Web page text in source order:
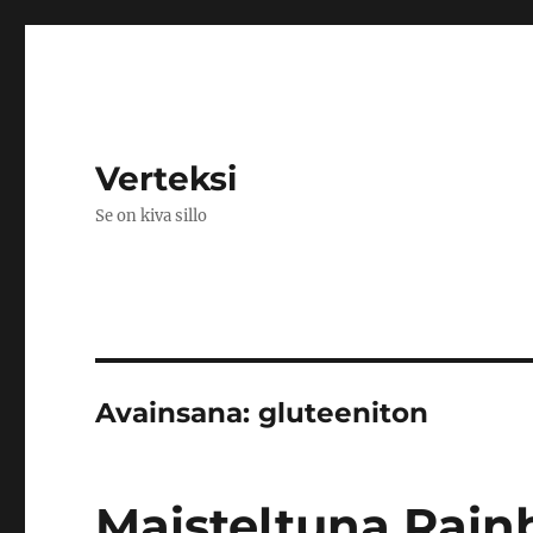
Verteksi
Se on kiva sillo
Avainsana:gluteeniton